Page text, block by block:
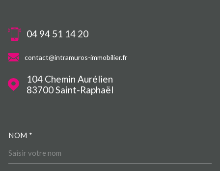
04 94 51 14 20
contact@intramuros-immobilier.fr
104 Chemin Aurélien
83700
Saint-Raphaël
NOM *